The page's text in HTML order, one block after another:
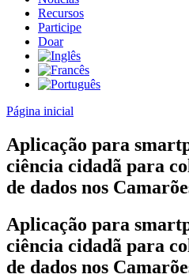
Recursos
Participe
Doar
Página inicial
Aplicação para
ciência cidadã para
de dados nos
Aplicação para
ciência cidadã para
de dados nos